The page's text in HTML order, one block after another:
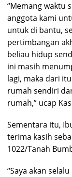
“Memang waktu
anggota kami
untuk di bantu,
pertimbangan
beliau hidup
ini masih
lagi, maka dari
rumah sendiri
rumah,” ucap
Sementara itu,
terima kasih
1022/Tanah
“Saya akan